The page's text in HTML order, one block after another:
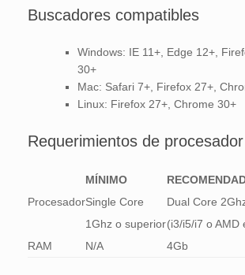
Buscadores compatibles
Windows: IE 11+, Edge 12+,
30+
Mac: Safari 7+, Firefox 27+,
Linux: Firefox 27+, Chrome 30+
Requerimientos de
MÍNIMO
ProcesadorSingle Core
1Ghz o superior
Dual Core
(i3/i5/i7 o AMD
RAM
N/A 4Gb